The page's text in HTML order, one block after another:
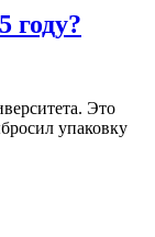
году?
Это
упаковку